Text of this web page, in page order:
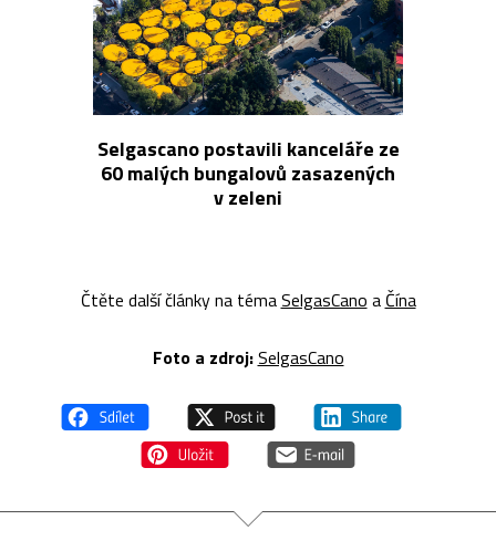
Selgascano postavili kanceláře ze
60 malých bungalovů zasazených
v zeleni
Čtěte další články na témaSelgasCano a Čína
Foto a zdroj:SelgasCano